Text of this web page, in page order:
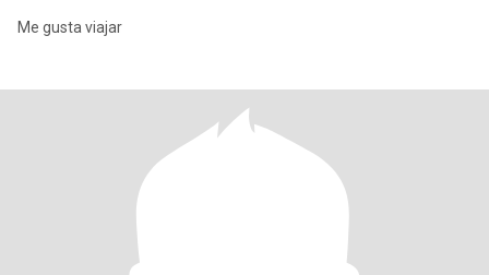
Me gusta viajar